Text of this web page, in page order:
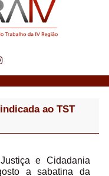
ao TST
e Cidadania
a sabatina da